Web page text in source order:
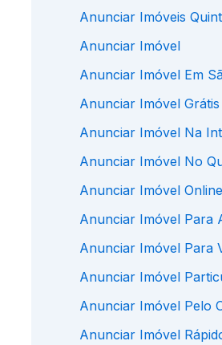
Anunciar Imóveis
Anunciar Imóvel
Anunciar Imóvel Em
Anunciar Imóvel Grátis
Anunciar Imóvel Na
Anunciar Imóvel No
Anunciar Imóvel Online
Anunciar Imóvel Para
Anunciar Imóvel Para
Anunciar Imóvel
Anunciar Imóvel Pelo
Anunciar Imóvel